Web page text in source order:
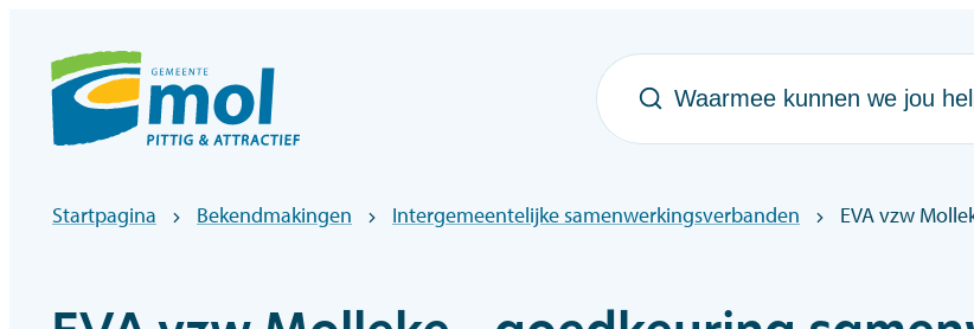
Officiële website gemeentebestuur Mol
Waarmee kunnen we jou helpen?
Startpagina Bekendmakingen Intergemeentelijke samenwerkingsverbanden EVA vzw